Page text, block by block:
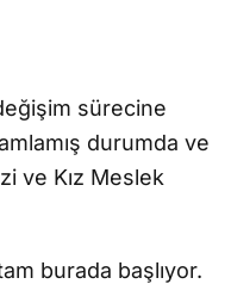
sürecine
durumda ve
ve Kız Meslek
tam burada başlıyor.